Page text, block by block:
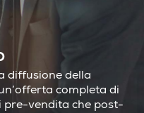
diffusione della
completa di
pre-vendita che post-